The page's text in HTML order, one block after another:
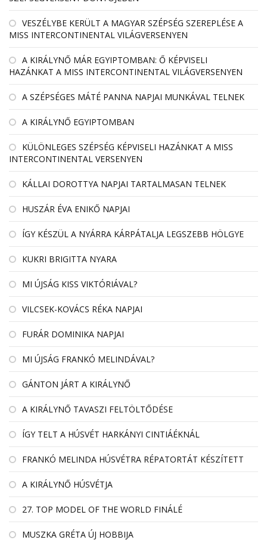
VESZÉLYBE KERÜLT A MAGYAR SZÉPSÉG SZEREPLÉSE A
MISS INTERCONTINENTAL VILÁGVERSENYEN
A KIRÁLYNŐ MÁR EGYIPTOMBAN: Ő KÉPVISELI
HAZÁNKAT A MISS INTERCONTINENTAL VILÁGVERSENYEN
A SZÉPSÉGES MÁTÉ PANNA NAPJAI MUNKÁVAL TELNEK
A KIRÁLYNŐ EGYIPTOMBAN
KÜLÖNLEGES SZÉPSÉG KÉPVISELI HAZÁNKAT A MISS
INTERCONTINENTAL VERSENYEN
KÁLLAI DOROTTYA NAPJAI TARTALMASAN TELNEK
HUSZÁR ÉVA ENIKŐ NAPJAI
ÍGY KÉSZÜL A NYÁRRA KÁRPÁTALJA LEGSZEBB HÖLGYE
KUKRI BRIGITTA NYARA
MI ÚJSÁG KISS VIKTÓRIÁVAL?
VILCSEK-KOVÁCS RÉKA NAPJAI
FURÁR DOMINIKA NAPJAI
MI ÚJSÁG FRANKÓ MELINDÁVAL?
GÁNTON JÁRT A KIRÁLYNŐ
A KIRÁLYNŐ TAVASZI FELTÖLTŐDÉSE
ÍGY TELT A HÚSVÉT HARKÁNYI CINTIÁÉKNÁL
FRANKÓ MELINDA HÚSVÉTRA RÉPATORTÁT KÉSZÍTETT
A KIRÁLYNŐ HÚSVÉTJA
27. TOP MODEL OF THE WORLD FINÁLÉ
MUSZKA GRÉTA ÚJ HOBBIJA